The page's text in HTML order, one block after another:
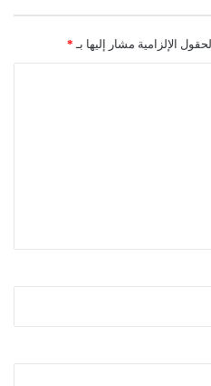
الحقول الإلزامية مشار إليها بـ *